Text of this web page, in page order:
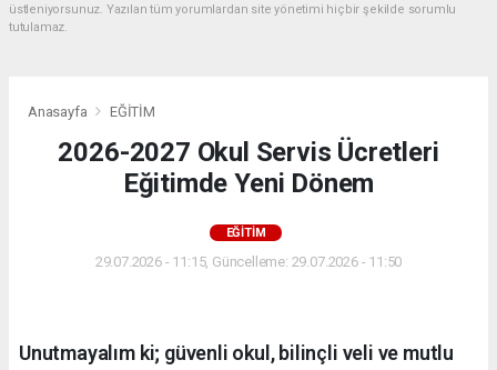
üstleniyorsunuz. Yazılan tüm yorumlardan site yönetimi hiçbir şekilde sorumlu
tutulamaz.
Anasayfa EĞİTİM
2026-2027 Okul Servis Ücretleri
Eğitimde Yeni Dönem
EĞİTİM
29.07.2026 - 11:15, Güncelleme: 29.07.2026 - 11:50
Unutmayalım ki; güvenli okul, bilinçli veli ve mutlu